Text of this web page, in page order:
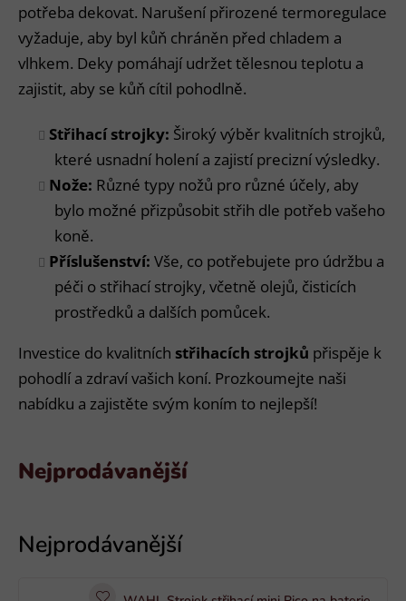
potřeba dekovat. Narušení přirozené termoregulace
vyžaduje, aby byl kůň chráněn před chladem a
vlhkem. Deky pomáhají udržet tělesnou teplotu a
zajistit, aby se kůň cítil pohodlně.
Střihací strojky: Široký výběr kvalitních strojků,
které usnadní holení a zajistí precizní výsledky.
Nože: Různé typy nožů pro různé účely, aby
bylo možné přizpůsobit střih dle potřeb vašeho
koně.
Příslušenství: Vše, co potřebujete pro údržbu a
péči o střihací strojky, včetně olejů, čisticích
prostředků a dalších pomůcek.
Investice do kvalitních střihacích strojků přispěje k
pohodlí a zdraví vašich koní. Prozkoumejte naši
nabídku a zajistěte svým koním to nejlepší!
Nejprodávanější
ý
p